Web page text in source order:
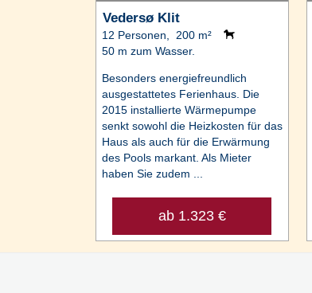
Vedersø Klit
12 Personen, 200 m²
50 m zum Wasser.
Besonders energiefreundlich
ausgestattetes Ferienhaus. Die
2015 installierte Wärmepumpe
senkt sowohl die Heizkosten für das
Haus als auch für die Erwärmung
des Pools markant. Als Mieter
haben Sie zudem ...
ab 1.323 €